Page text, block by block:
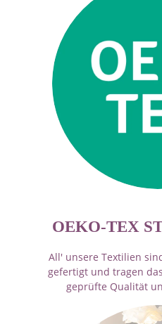
OEKO-TEX
All' unsere Textilien
gefertigt und tragen
geprüfte Qualität